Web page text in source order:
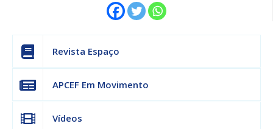
Revista Espaço
APCEF Em Movimento
Vídeos